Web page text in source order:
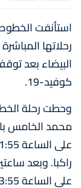
استأنفت الخطوط
رحلاتها
البيضاء بعد
كوفيد-19.
وحطت رحلة
محمد الخامس
راكبا. وبعد